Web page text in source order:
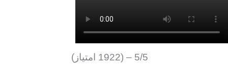
5/5 – (1922 امتیاز)